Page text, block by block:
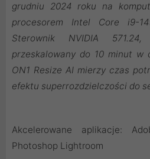
grudniu 2024 roku na
procesorem Intel Core i9-
Sterownik NVIDIA
przeskalowany do 10 minut w
ON1 Resize AI mierzy czas
efektu superrozdzielczości do
Akcelerowane aplikacje:
Photoshop Lightroom